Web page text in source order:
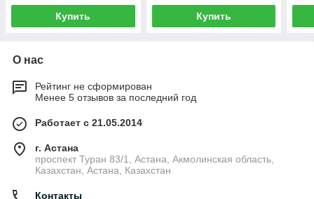
Купить Купить
О нас
Рейтинг не сформирован
Менее 5 отзывов за последний год
Работает с 21.05.2014
г. Астана
проспект Туран 83/1, Астана, Акмолинская область,
Казахстан, Астана, Казахстан
Контакты